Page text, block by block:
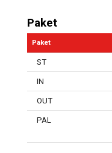
Paket
Paket
ST
IN
OUT
PAL